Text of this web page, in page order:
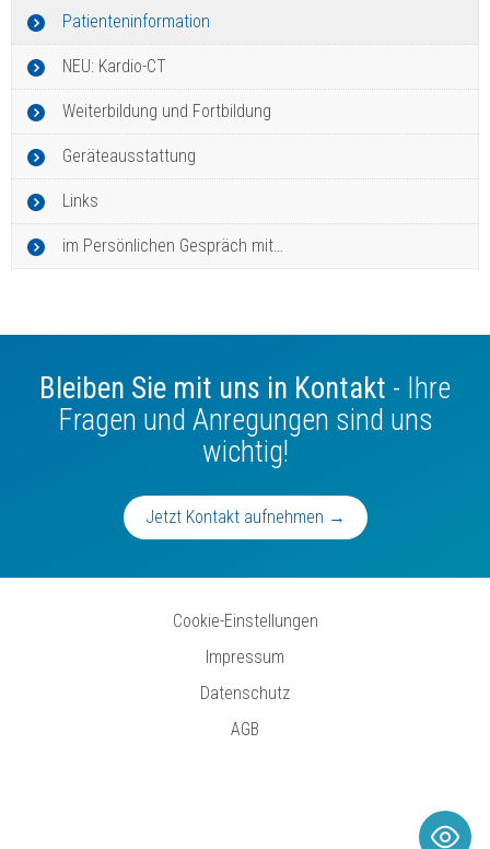
Patienteninformation
NEU: Kardio-CT
Weiterbildung und Fortbildung
Geräteausstattung
Links
im Persönlichen Gespräch mit…
Bleiben Sie mit uns in Kontakt - Ihre
Fragen und Anregungen sind uns
wichtig!
Jetzt Kontakt aufnehmen →
Cookie-Einstellungen
Impressum
Datenschutz
AGB